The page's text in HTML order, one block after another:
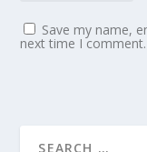
Save my name,
next time I comment.